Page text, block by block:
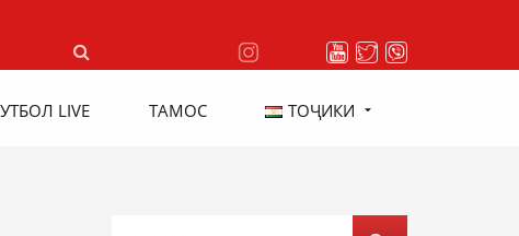
LIVE ТАМОС ТОҶИКИ